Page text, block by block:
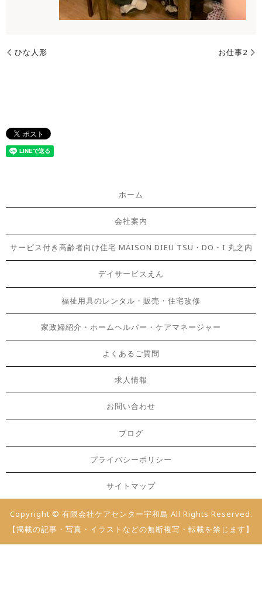
ひな人形 お仕事2
ホーム
会社案内
サービス付き高齢者向け住宅 MAISON DIEU TSU・DO・I 丸之内
デイサービスえん
福祉用具のレンタル・販売・住宅改修
家政婦紹介・ホームヘルパー・ケアマネージャー
よくあるご質問
求人情報
お問い合わせ
ブログ
プライバシーポリシー
サイトマップ
Copyright © 有限会社ケアセンター宇和島 All Rights Reserved.
【掲載の記事・写真・イラストなどの無断複写・転載を禁じます】